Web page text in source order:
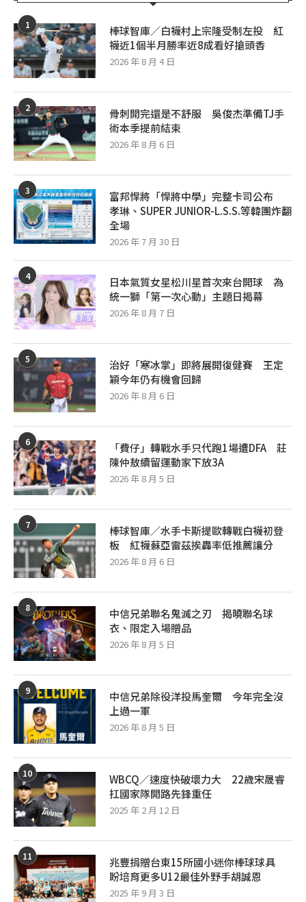
1
棒球智庫／白襪村上宗隆受制左投 紅
襪近1個半月勝率近8成看好搶頭香
2026 年 8 月 4 日
2
骨刺開完還是不舒服 吳俊杰準備TJ手
術本季提前結束
2026 年 8 月 6 日
3
富邦悍將「悍將中學」完整卡司公布
孝琳、SUPER JUNIOR-L.S.S.等韓團炸翻
全場
2026 年 7 月 30 日
4
日本氣質女星松川星首次來台開球 為
統一獅「第一次心動」主題日揭幕
2026 年 8 月 7 日
5
治好「寒冰掌」即將展開復健賽 王定
穎今年仍有機會回歸
2026 年 8 月 6 日
6
「費仔」轉戰水手只代跑1場遭DFA 莊
陳仲敖續留運動家下放3A
2026 年 8 月 5 日
7
棒球智庫／水手卡斯提歐轉戰白襪初登
板 紅襪蘇亞雷茲挨轟率低推薦讓分
2026 年 8 月 6 日
8
中信兄弟聯名鬼滅之刃 揭曉聯名球
衣、限定入場贈品
2026 年 8 月 5 日
9
中信兄弟除役洋投馬奎爾 今年完全沒
上過一軍
2026 年 8 月 5 日
10
WBCQ／速度快破壞力大 22歲宋晟睿
扛國家隊開路先鋒重任
2025 年 2 月 12 日
11
兆豐捐贈台東15所國小迷你棒球球具
盼培育更多U12最佳外野手胡誠恩
2025 年 9 月 3 日